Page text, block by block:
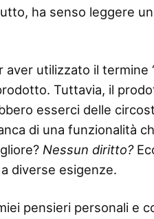
ha senso leggere
aver utilizzato il termine
Tuttavia, il
esserci delle
di una funzionalità
Nessun diritto?
diverse esigenze.
pensieri personali e